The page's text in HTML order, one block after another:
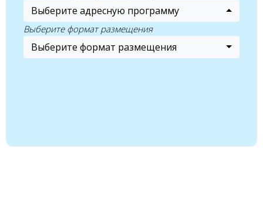
Выберите адресную программу
Выберите формат размещения
Выберите формат размещения